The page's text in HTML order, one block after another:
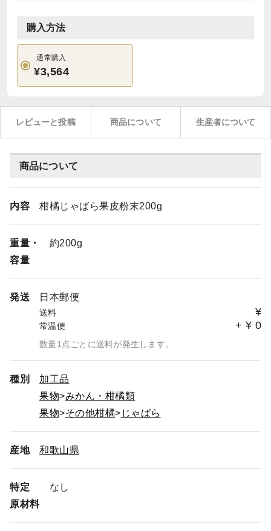
購入方法
通常購入
¥3,564
レビューと投稿 商品について 生産者について
商品について
内容 柑橘じゃばら果皮粉末200g
重量・
容量
約200g
発送 日本郵便
送料 ¥
常温便 + ¥ 0
数量1点ごとに送料が発生します。
種別
加工品
果物
みかん・柑橘類
果物
その他柑橘 じゃばら
産地 和歌山県
特定
原材料
なし